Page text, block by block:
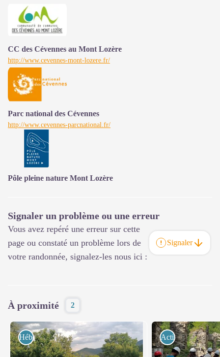
CC des Cévennes au Mont Lozère
http://www.cevennes-mont-lozere.fr/
Parc national des Cévennes
http://www.cevennes-parcnational.fr/
Pôle pleine nature Mont Lozère
Signaler un problème ou une erreur
Vous avez repéré une erreur sur cette
page ou constaté un problème lors de
votre randonnée, signalez-les nous ici :
Signaler
À proximité 2
Hébergements Activités de pleine